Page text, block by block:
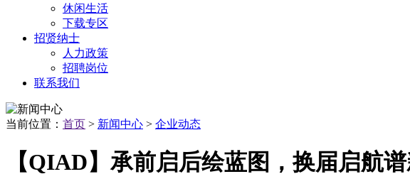
休闲生活
下载专区
招贤纳士
人力政策
招聘岗位
联系我们
当前位置： 首页 > 新闻中心 > 企业动态
【QIAD】承前启后绘蓝图，换届启航